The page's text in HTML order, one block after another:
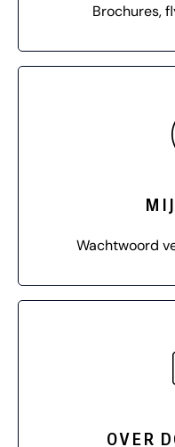
Brochures,
Wachtwoord
OVER